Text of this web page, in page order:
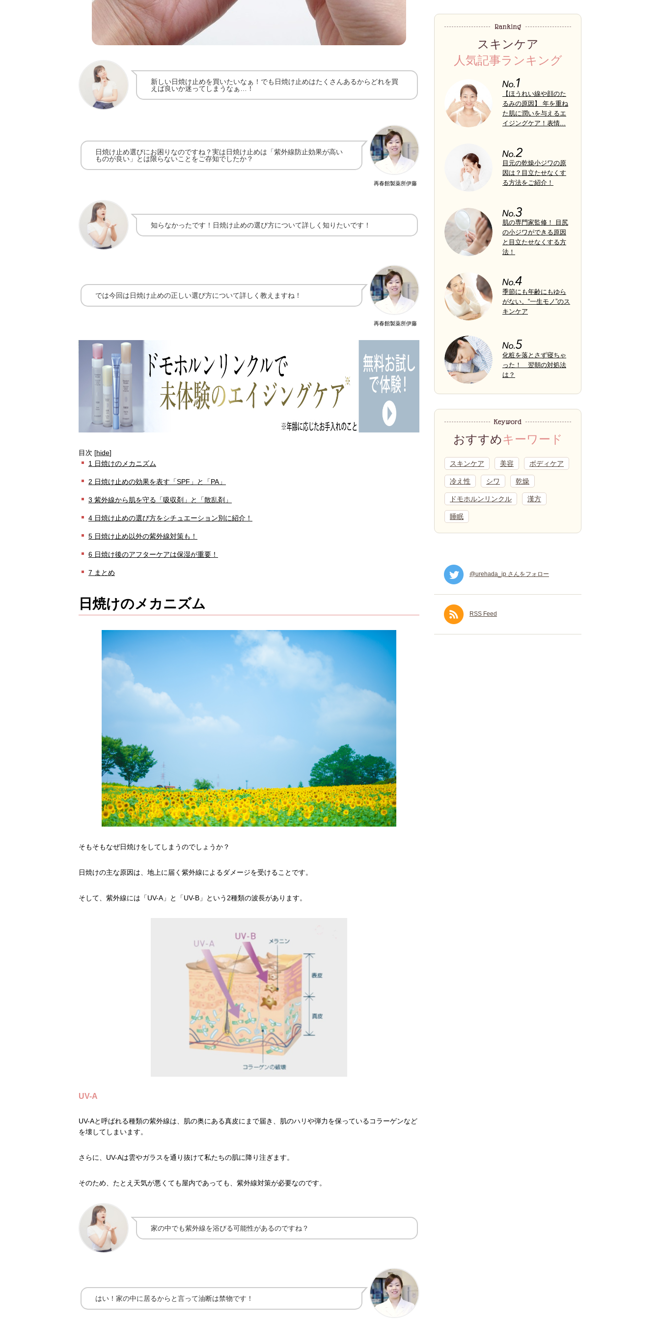
新しい日焼け止めを買いたいなぁ！でも日焼け止めはたくさんあるからどれを買
えば良いか迷ってしまうなぁ…！
再春館製薬所伊藤
日焼け止め選びにお困りなのですね？実は日焼け止めは「紫外線防止効果が高い
ものが良い」とは限らないことをご存知でしたか？
知らなかったです！日焼け止めの選び方について詳しく知りたいです！
再春館製薬所伊藤
では今回は日焼け止めの正しい選び方について詳しく教えますね！
目次 [hide]
1 日焼けのメカニズム
2 日焼け止めの効果を表す「SPF」と「PA」
3 紫外線から肌を守る「吸収剤」と「散乱剤」
4 日焼け止めの選び方をシチュエーション別に紹介！
5 日焼け止め以外の紫外線対策も！
6 日焼け後のアフターケアは保湿が重要！
7 まとめ
日焼けのメカニズム
そもそもなぜ日焼けをしてしまうのでしょうか？
日焼けの主な原因は、地上に届く紫外線によるダメージを受けることです。
そして、紫外線には「UV-A」と「UV-B」という2種類の波長があります。
UV-A
UV-Aと呼ばれる種類の紫外線は、肌の奥にある真皮にまで届き、肌のハリや弾力を保っているコラーゲンなど
を壊してしまいます。
さらに、UV-Aは雲やガラスを通り抜けて私たちの肌に降り注ぎます。
そのため、たとえ天気が悪くても屋内であっても、紫外線対策が必要なのです。
家の中でも紫外線を浴びる可能性があるのですね？
はい！家の中に居るからと言って油断は禁物です！
スキンケア
人気記事ランキング
【ほうれい線や顔のた
るみの原因】 年を重ね
た肌に潤いを与えるエ
イジングケア！表情...
目元の乾燥小ジワの原
因は？目立たせなくす
る方法をご紹介！
肌の専門家監修！ 目尻
の小ジワができる原因
と目立たせなくする方
法！
季節にも年齢にもゆら
がない。“一生モノ”のス
キンケア
化粧を落とさず寝ちゃ
った！ 翌朝の対処法
は？
おすすめキーワード
スキンケア 美容 ボディケア
冷え性 シワ 乾燥
ドモホルンリンクル 漢方
睡眠
@urehada_jp さんをフォロー
RSS Feed